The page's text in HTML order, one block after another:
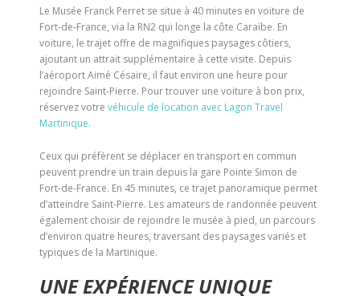
Le Musée Franck Perret se situe à 40 minutes en voiture de
Fort-de-France, via la RN2 qui longe la côte Caraïbe. En
voiture, le trajet offre de magnifiques paysages côtiers,
ajoutant un attrait supplémentaire à cette visite. Depuis
l’aéroport Aimé Césaire, il faut environ une heure pour
rejoindre Saint-Pierre. Pour trouver une voiture à bon prix,
réservez votre véhicule de location avec Lagon Travel
Martinique.
Ceux qui préfèrent se déplacer en transport en commun
peuvent prendre un train depuis la gare Pointe Simon de
Fort-de-France. En 45 minutes, ce trajet panoramique permet
d’atteindre Saint-Pierre. Les amateurs de randonnée peuvent
également choisir de rejoindre le musée à pied, un parcours
d’environ quatre heures, traversant des paysages variés et
typiques de la Martinique.
UNE EXPÉRIENCE UNIQUE